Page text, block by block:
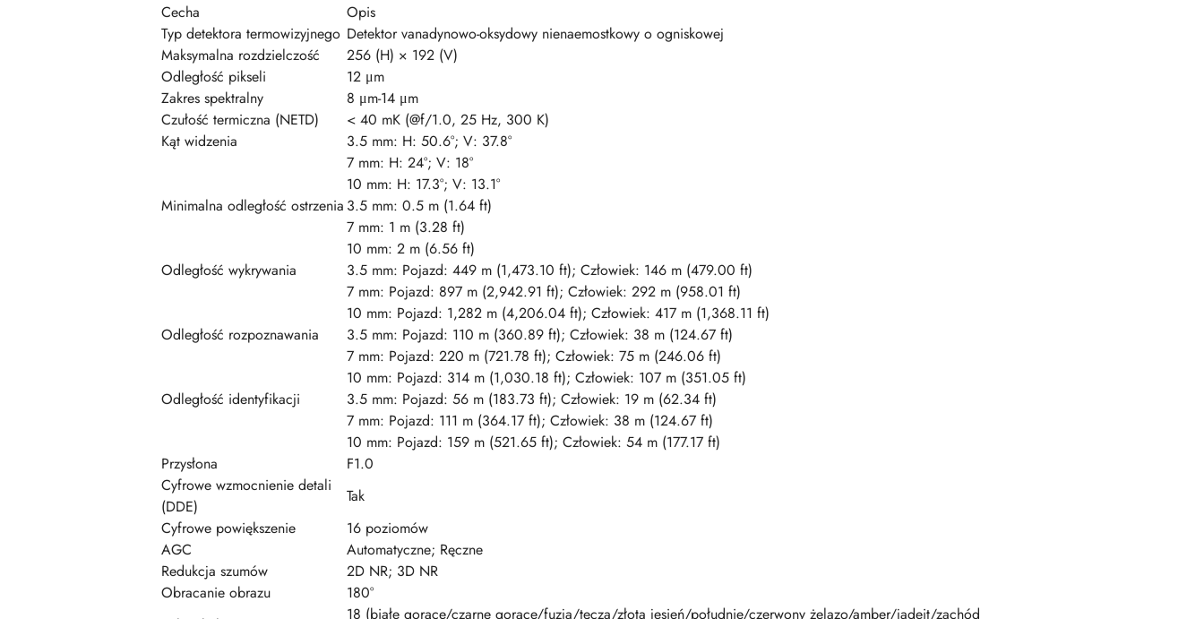
Cecha
Opis
Typ detektora termowizyjnego Detektor vanadynowo-oksydowy nienaemostkowy o ogniskowej
Maksymalna rozdzielczość
256 (H) × 192 (V)
Odległość pikseli
12 μm
Zakres spektralny
8 μm-14 μm
Czułość termiczna (NETD)
< 40 mK (@f/1.0, 25 Hz, 300 K)
Kąt widzenia
3.5 mm: H: 50.6°; V: 37.8°
7 mm: H: 24°; V: 18°
10 mm: H: 17.3°; V: 13.1°
Minimalna odległość ostrzenia 3.5 mm: 0.5 m (1.64 ft)
7 mm: 1 m (3.28 ft)
10 mm: 2 m (6.56 ft)
Odległość wykrywania
3.5 mm: Pojazd: 449 m (1,473.10 ft); Człowiek: 146 m (479.00 ft)
7 mm: Pojazd: 897 m (2,942.91 ft); Człowiek: 292 m (958.01 ft)
10 mm: Pojazd: 1,282 m (4,206.04 ft); Człowiek: 417 m (1,368.11 ft)
Odległość rozpoznawania
3.5 mm: Pojazd: 110 m (360.89 ft); Człowiek: 38 m (124.67 ft)
7 mm: Pojazd: 220 m (721.78 ft); Człowiek: 75 m (246.06 ft)
10 mm: Pojazd: 314 m (1,030.18 ft); Człowiek: 107 m (351.05 ft)
Odległość identyfikacji
3.5 mm: Pojazd: 56 m (183.73 ft); Człowiek: 19 m (62.34 ft)
7 mm: Pojazd: 111 m (364.17 ft); Człowiek: 38 m (124.67 ft)
10 mm: Pojazd: 159 m (521.65 ft); Człowiek: 54 m (177.17 ft)
Przysłona
F1.0
Cyfrowe wzmocnienie detali
(DDE)
Tak
Cyfrowe powiększenie
16 poziomów
AGC
Automatyczne; Ręczne
Redukcja szumów
2D NR; 3D NR
Obracanie obrazu
180°
18 (białe gorące/czarne gorące/fuzja/tęcza/złota jesień/południe/czerwony żelazo/amber/jadeit/zachód